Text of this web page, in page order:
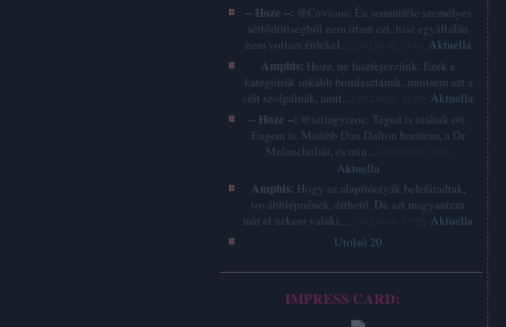
-- Hoze --: @Cuvious: Én semmiféle személyes
sértődöttségből nem írtam ezt, hisz egyáltalán
nem voltam érdekel...
Aktuella
Amphis: Hoze, ne faszfejezzünk. Ezek a
kategóriák inkább bomlasztanak, mintsem azt a
célt szolgálnák, amit...
Aktuella
-- Hoze --: @szilagyizoe: Téged is utáltak ott.
Engem is. Mitöbb Dan Dalton barátom, a Dr
Melancholiát, és min...
Aktuella
Amphis: Hogy az alapítóatyák belefáradtak,
továbblépnének, érthető. De azt magyarázza
már el nekem valaki,...
Aktuella
Utolsó 20
IMPRESS CARD: